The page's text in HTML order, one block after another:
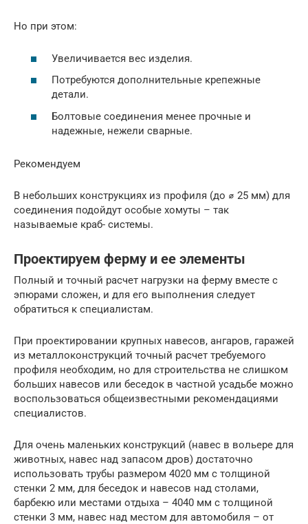
Но при этом:
Увеличивается вес изделия.
Потребуются дополнительные крепежные
детали.
Болтовые соединения менее прочные и
надежные, нежели сварные.
Рекомендуем
В небольших конструкциях из профиля (до ⌀ 25 мм) для
соединения подойдут особые хомуты – так
называемые краб- системы.
Проектируем ферму и ее элементы
Полный и точный расчет нагрузки на ферму вместе с
эпюрами сложен, и для его выполнения следует
обратиться к специалистам.
При проектировании крупных навесов, ангаров, гаражей
из металлоконструкций точный расчет требуемого
профиля необходим, но для строительства не слишком
больших навесов или беседок в частной усадьбе можно
воспользоваться общеизвестными рекомендациями
специалистов.
Для очень маленьких конструкций (навес в вольере для
животных, навес над запасом дров) достаточно
использовать трубы размером 4020 мм с толщиной
стенки 2 мм, для беседок и навесов над столами,
барбекю или местами отдыха – 4040 мм с толщиной
стенки 3 мм, навес над местом для автомобиля – от